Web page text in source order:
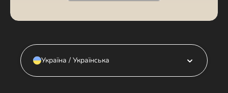
Україна / Українська